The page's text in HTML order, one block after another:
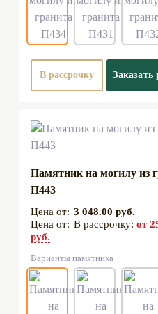
В рассрочку Заказать
Памятник на могилу из
П443
3 048.00 руб.
В рассрочку: от
руб.
Варианты памятника